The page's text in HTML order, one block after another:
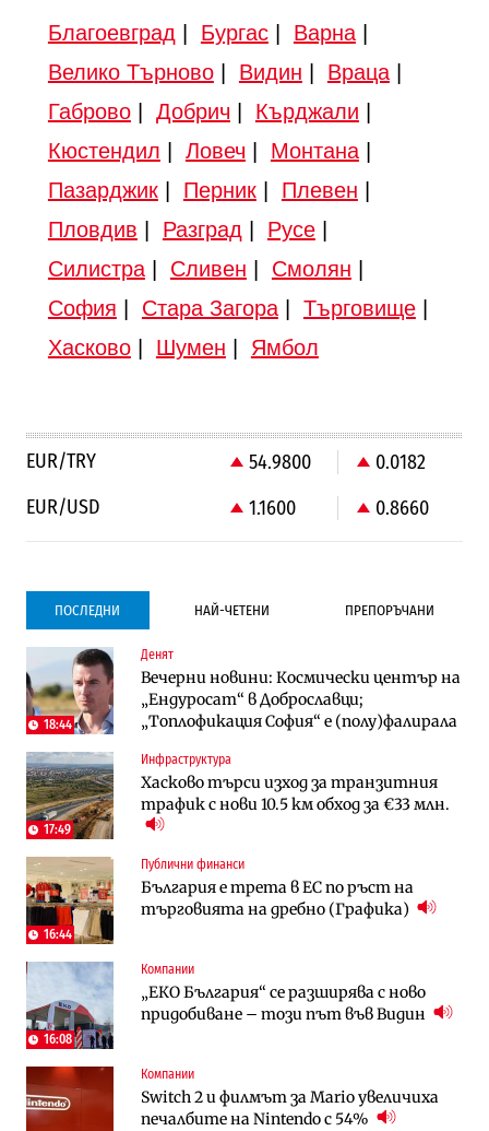
Благоевград Бургас| Варна|
Велико Търново| Видин Враца|
Габрово| Добрич Кърджали
Кюстендил
Ловеч Монтана|
Пазарджик| Перник| Плевен
Пловдив
Разград Русе|
Силистра| Сливен Смолян
София
Стара Загора| Търговище|
Хасково| Шумен Ямбол
EUR/TRY 54.9800
0.0182
EUR/USD
1.1600 0.8660
ПОСЛЕДНИ НАЙ-ЧЕТЕНИ ПРЕПОРЪЧАНИ
18:44
Денят
Вечерни новини: Космически център на
„Ендуросат“ в Доброславци;
„Топлофикация София“ e (полу)фалирала
17:49
Инфраструктура
Хасково търси изход за транзитния
трафик с нови 10.5 км обход за €33 млн.
16:44
Публични финанси
България е трета в ЕС по ръст на
търговията на дребно (Графика)
16:08
Компании
„ЕКО България“ се разширява с ново
придобиване – този път във Видин
Компании
Switch 2 и филмът за Mario увеличиха
печалбите на Nintendo с 54%
Градоустройство
Столична община избра изпълнител за
преместването на трамвайното
трасе по бул. „Скобелев“
Компании
Vivacom предлага над 150 устройства с
90% отстъпка през август
Енергетика
АЕЦ „Козлодуй“ ще работи само още
няколко седмици, ако сушата продължи
Digi&AI
Трафикът толкова е намалял, че големи
медии обмислят да се откажат
Публични финанси
Общините вече зависят от
централната власт за 75% от
Компании
Vivacom предлага над 150 устройства с
90% отстъпка през август
To:know
Последни дни с обозначаване на цените
в лева: Какво предстои?
Градоустройство
Столична община избра изпълнител за
преместването на трамвайното
Отрасли
Жилищата в България поскъпват при
намаляващо население и все повече
Компании
А1 отново е лидер при технологичните
компании и системните интегратори